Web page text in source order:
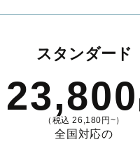
スタンダード
23,800
（税込 26,180円~）
全国対応の